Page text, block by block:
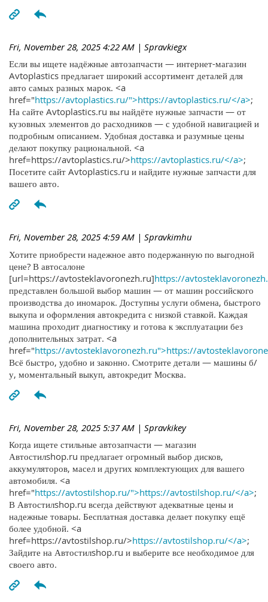
Fri, November 28, 2025 4:22 AM | Spravkiegx
Если вы ищете надёжные автозапчасти — интернет-магазин
Avtoplastics предлагает широкий ассортимент деталей для
авто самых разных марок. <a
href="https://avtoplastics.ru/">https://avtoplastics.ru/</a>;
На сайте Avtoplastics.ru вы найдёте нужные запчасти — от
кузовных элементов до расходников — с удобной навигацией и
подробным описанием. Удобная доставка и разумные цены
делают покупку рациональной. <a
href=https://avtoplastics.ru/>https://avtoplastics.ru/</a>;
Посетите сайт Avtoplastics.ru и найдите нужные запчасти для
вашего авто.
Fri, November 28, 2025 4:59 AM | Spravkimhu
Хотите приобрести надежное авто подержанную по выгодной
цене? В автосалоне
[url=https://avtosteklavoronezh.ru]https://
представлен большой выбор машин — от машин российского
производства до иномарок. Доступны услуги обмена, быстрого
выкупа и оформления автокредита с низкой ставкой. Каждая
машина проходит диагностику и готова к эксплуатации без
дополнительных затрат. <a
href="https://avtosteklavoronezh.ru">https://
Всё быстро, удобно и законно. Смотрите детали — машины б/
у, моментальный выкуп, автокредит Москва.
Fri, November 28, 2025 5:37 AM | Spravkikey
Когда ищете стильные автозапчасти — магазин
Автостилshop.ru предлагает огромный выбор дисков,
аккумуляторов, масел и других комплектующих для вашего
автомобиля. <a
href="https://avtostilshop.ru/">https://avtostilshop.ru/</a>;
В Автостилshop.ru всегда действуют адекватные цены и
надежные товары. Бесплатная доставка делает покупку ещё
более удобной. <a
href=https://avtostilshop.ru/>https://avtostilshop.ru/</a>;
Зайдите на Автостилshop.ru и выберите все необходимое для
своего авто.